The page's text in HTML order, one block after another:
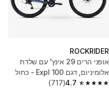
ROCKRIDER
אופני הרים 29 אינץ' עם שלדת
אלומיניום, דגם Expl 100 - כחול
4.7
4.7 out of 5 stars from 717 reviews
(717)